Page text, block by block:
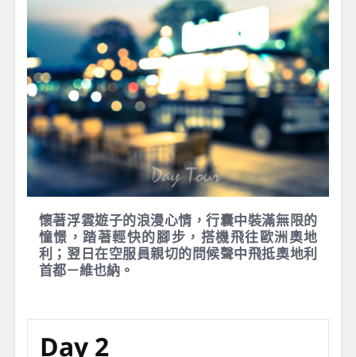
桃園國際機場／維也納
Vienna【奧地利】
早餐：X
午餐：X
晚餐 ：X
住宿